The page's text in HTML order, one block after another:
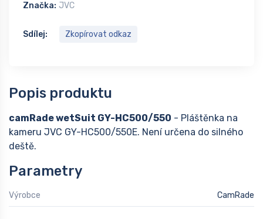
Značka: JVC
Sdílej: Zkopírovat odkaz
Popis produktu
camRade wetSuit GY-HC500/550 - Pláštěnka na
kameru JVC GY-HC500/550E. Není určena do silného
deště.
Parametry
Výrobce CamRade